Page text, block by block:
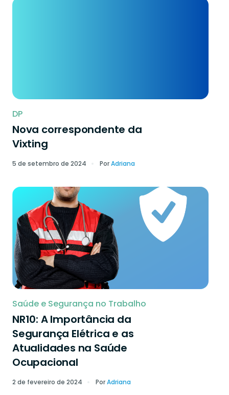
DP
Nova correspondente da
Vixting
5 de setembro de 2024 PorAdriana
Saúde e Segurança no Trabalho
NR10: A Importância da
Segurança Elétrica e as
Atualidades na Saúde
Ocupacional
2 de fevereiro de 2024 PorAdriana